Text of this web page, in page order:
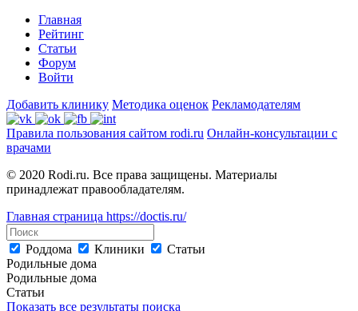
Главная
Рейтинг
Статьи
Форум
Войти
Добавить клинику Методика оценок Рекламодателям
Правила пользования сайтом rodi.ru Онлайн-консультации с
врачами
© 2020 Rodi.ru. Все права защищены. Материалы
принадлежат правообладателям.
Главная страница https://doctis.ru/
Роддома Клиники
Статьи
Родильные дома
Родильные дома
Статьи
Показать все результаты поиска